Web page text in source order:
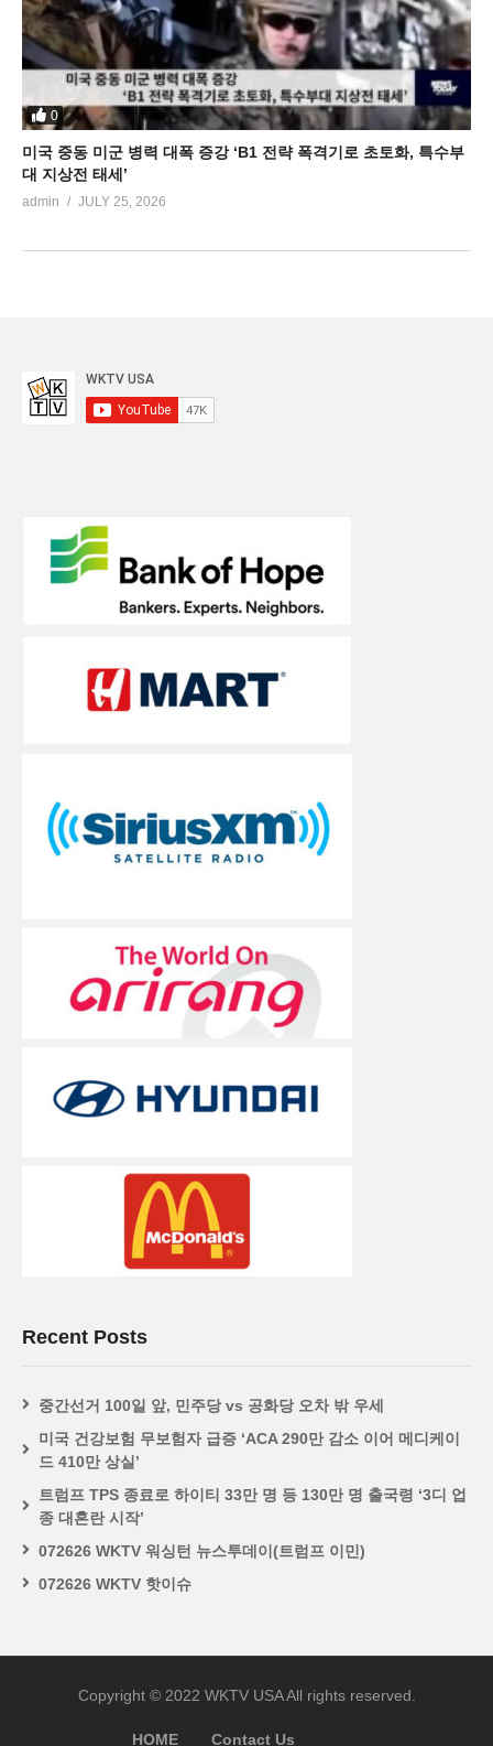
0
미국 중동 미군 병력 대폭 증강 ‘B1 전략 폭격기로 초토화, 특수부
대 지상전 태세’
admin JULY 25, 2026
Recent Posts
중간선거 100일 앞, 민주당 vs 공화당 오차 밖 우세
미국 건강보험 무보험자 급증 ‘ACA 290만 감소 이어 메디케이
드 410만 상실’
트럼프 TPS 종료로 하이티 33만 명 등 130만 명 출국령 ‘3디 업
종 대혼란 시작’
072626 WKTV 워싱턴 뉴스투데이(트럼프 이민)
072626 WKTV 핫이슈
Copyright © 2022 WKTV USA All rights reserved.
HOME Contact Us